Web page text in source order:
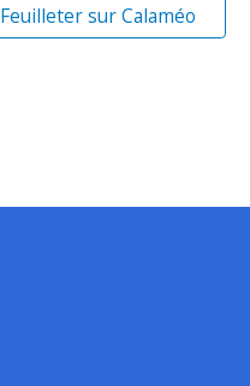
Feuilleter sur Calaméo